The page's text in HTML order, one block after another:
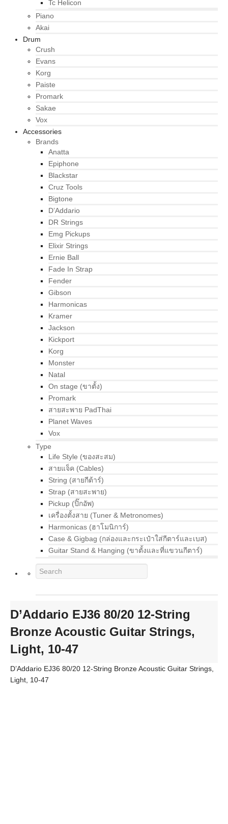
Tc Helicon
Piano
Akai
Drum
Crush
Evans
Korg
Paiste
Promark
Sakae
Vox
Accessories
Brands
Anatta
Epiphone
Blackstar
Cruz Tools
Bigtone
D’Addario
DR Strings
Emg Pickups
Elixir Strings
Ernie Ball
Fade In Strap
Fender
Gibson
Harmonicas
Kramer
Jackson
Kickport
Korg
Monster
Natal
On stage (ขาตั้ง)
Promark
สายสะพาย PadThai
Planet Waves
Vox
Type
Life Style (ของสะสม)
สายแจ็ค (Cables)
String (สายกีต้าร์)
Strap (สายสะพาย)
Pickup (ปิ๊กอัพ)
เครื่องตั้งสาย (Tuner & Metronomes)
Harmonicas (ฮาโมนิการ์)
Case & Gigbag (กล่องและกระเป๋าใส่กีตาร์และเบส)
Guitar Stand & Hanging (ขาตั้งและที่แขวนกีตาร์)
D’Addario EJ36 80/20 12-String
Bronze Acoustic Guitar Strings,
Light, 10-47
D’Addario EJ36 80/20 12-String Bronze Acoustic Guitar Strings,
Light, 10-47